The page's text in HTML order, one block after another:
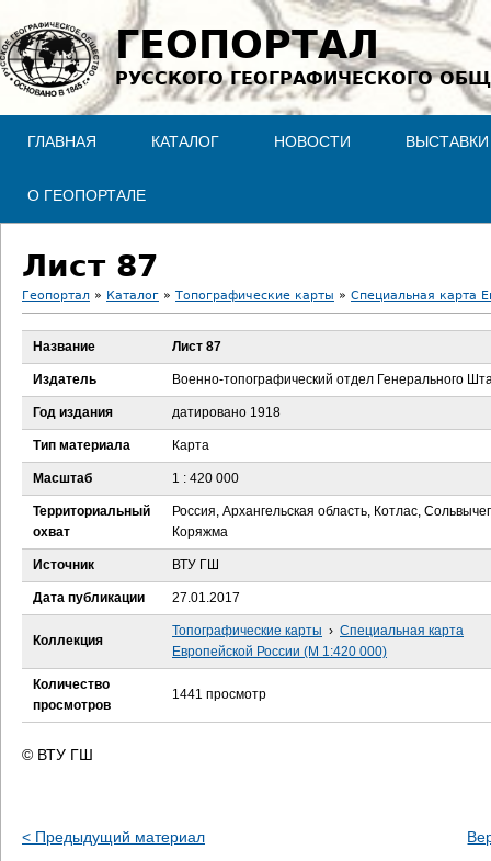
Jump to navigation
ГЕОПОРТАЛ
РУССКОГО ГЕОГРАФИЧЕСКОГО
ГЛАВНАЯ КАТАЛОГ НОВОСТИ ВЫСТАВКИ
О ГЕОПОРТАЛЕ
Лист 87
В
ы
д
е
с
ь
Геопортал » Каталог » Топографические карты » Специальная карта
Название Лист 87
Издатель Военно-топографический отдел Генерального
Год издания датировано 1918
Тип материала Карта
Масштаб 1 : 420 000
Территориальный
охват
Россия, Архангельская область, Котлас,
Коряжма
Источник ВТУ ГШ
Дата публикации 27.01.2017
Коллекция
Топографические карты › Специальная карта
Европейской России (М 1:420 000)
Количество
просмотров
1441 просмотр
© ВТУ ГШ
< Предыдущий материал